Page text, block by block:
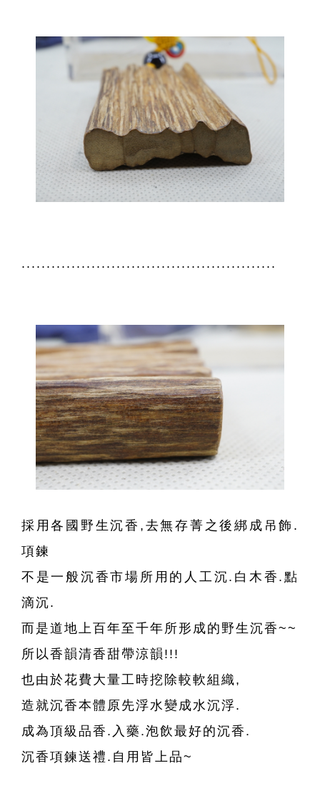
...................................................
採用各國野生沉香,去無存菁之後綁成吊飾.
項鍊
不是一般沉香市場所用的人工沉.白木香.點
滴沉.
而是道地上百年至千年所形成的野生沉香~~
所以香韻清香甜帶涼韻!!!
也由於花費大量工時挖除較軟組織,
造就沉香本體原先浮水變成水沉浮.
成為頂級品香.入藥.泡飲最好的沉香.
沉香項鍊送禮.自用皆上品~